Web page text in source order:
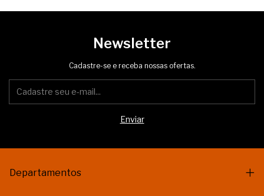
Newsletter
Cadastre-se e receba nossas ofertas.
Departamentos